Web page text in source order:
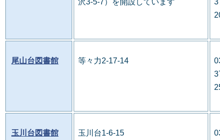
尾山台図書館 等々力2-17-14
玉川台図書館 玉川台1-6-15